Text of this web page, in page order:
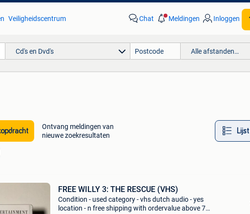
Veiligheidscentrum Chat Meldingen Inloggen
Cd's en Dvd's Alle afstanden…
Ontvang meldingen van
nieuwe zoekresultaten
Lijst
FREE WILLY 3: THE RESCUE (VHS)
Condition - used category - vhs dutch audio - yes
location - n free shipping with ordervalue above 75